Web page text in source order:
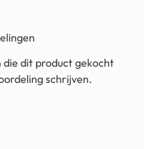
die dit product gekocht
schrijven.